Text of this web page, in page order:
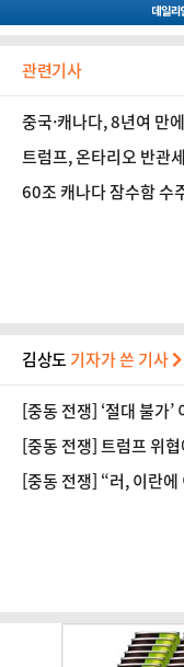
관련기사
중국·캐나다, 8년여 만
트럼프, 온타리오 반관
세”
60조 캐나다 잠수함 수
김상도 기자가 쓴 기사
[중동 전쟁] ‘절대 불가
[중동 전쟁] 트럼프 위
전소 앞에 모여라”
[중동 전쟁] “러, 이란